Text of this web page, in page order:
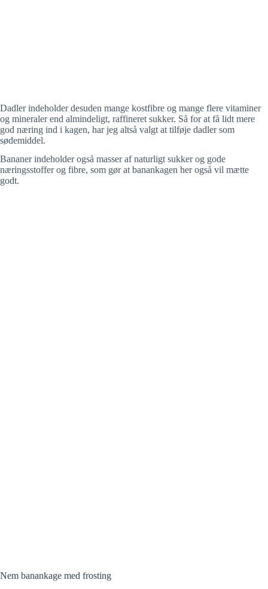
Dadler indeholder desuden mange kostfibre og mange flere vitaminer
og mineraler end almindeligt, raffineret sukker. Så for at få lidt mere
god næring ind i kagen, har jeg altså valgt at tilføje dadler som
sødemiddel.
Bananer indeholder også masser af naturligt sukker og gode
næringsstoffer og fibre, som gør at banankagen her også vil mætte
godt.
Nem banankage med frosting